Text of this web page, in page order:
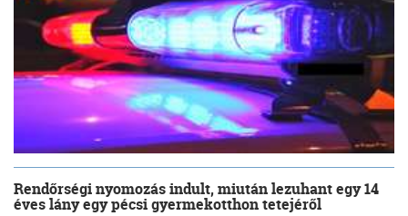
Rendőrségi nyomozás indult, miután lezuhant egy 14
éves lány egy pécsi gyermekotthon tetejéről